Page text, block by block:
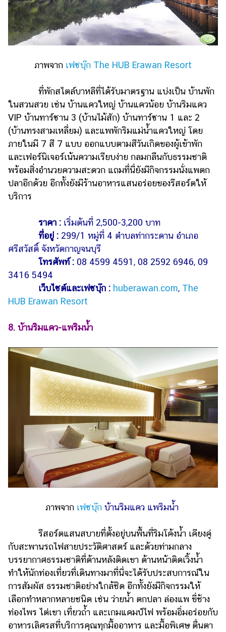
ภาพจาก เฟซบุ๊ก The HUB Erawan Resort
ที่พักสไตล์บาหลีที่ได้รับมาตรฐาน แบ่งเป็น บ้านพัก
ในสวนสวย เช่น บ้านแควใหญ่ บ้านแควน้อย บ้านริมแคว
VIP บ้านทาร์ซาน 3 (บ้านไม้สัก) บ้านทาร์ซาน 1 และ 2
(บ้านทรงสามเหลี่ยม) และแพพักริมแม่น้ำแควใหญ่ โดย
ภายในมี 7 สี 7 แบบ ออกแบบตามสีวันเกิดของผู้เข้าพัก
และเฟอร์นิเจอร์เน้นความเรียบง่าย กลมกลืนกับธรรมชาติ
พร้อมสิ่งอำนวยความสะดวก แถมที่นี่ยังมีกิจกรรมนั่งแพตก
ปลาอีกด้วย อีกทั้งยังมีร้านอาหารแสนอร่อยของรีสอร์ตให้
บริการ
ราคา : เริ่มต้นที่ 2,500-3,200 บาท
ที่อยู่ : 299/1 หมู่ที่ 4 ตำบลท่ากระดาน อำเภอ
ศรีสวัสดิ์ จังหวัดกาญจนบุรี
โทรศัพท์ : 08 4599 4591, 08 2592 6946, 09
3416 5494
เว็บไซต์และเฟซบุ๊ก : huberawan.com, The
HUB Erawan Resort
8. บ้านริมแคว-แพริมน้ำ
ภาพจาก เฟซบุ๊ก บ้านริมแคว แพริมน้ำ
รีสอร์ตแสนสบายที่ตั้งอยู่บนพื้นที่ริมโค้งน้ำ เคียงคู่
กับสะพานรถไฟสายประวัติศาสตร์ และด้วยท่ามกลาง
บรรยากาศธรรมชาติที่ด้านหลังติดเขา ด้านหน้าติดเวิ้งน้ำ
ทำให้นักท่องเที่ยวที่เดินทางมาที่นี่จะได้รับประสบการณ์ใน
การสัมผัส ธรรมชาติอย่างใกล้ชิด อีกทั้งยังมีกิจกรรมให้
เลือกทำหลากหลายชนิด เช่น ว่ายน้ำ ตกปลา ล่องแพ ขี่ช้าง
ท่องไพร ไต่เขา เที่ยวถ้ำ และเกมแคมป์ไฟ พร้อมอิ่มอร่อยกับ
อาหารเลิศรสที่บริการคุณทุกมื้ออาหาร และมื้อพิเศษ ตื่นตา